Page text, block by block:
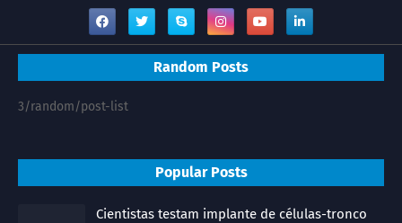
Random Posts
3/random/post-list
Popular Posts
Cientistas testam implante de células-tronco